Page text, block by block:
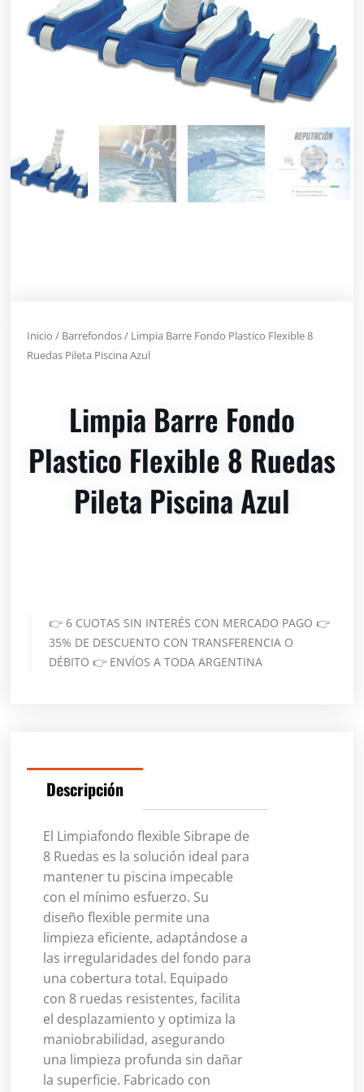
Inicio / Barrefondos/ Limpia Barre Fondo Plastico Flexible 8
Ruedas Pileta Piscina Azul
Limpia Barre Fondo
Plastico Flexible 8 Ruedas
Pileta Piscina Azul
👉 6 CUOTAS SIN INTERÉS CON MERCADO PAGO 👉
35% DE DESCUENTO CON TRANSFERENCIA O
DÉBITO 👉 ENVÍOS A TODA ARGENTINA
Descripción
El Limpiafondo flexible Sibrape de
8 Ruedas es la solución ideal para
mantener tu piscina impecable
con el mínimo esfuerzo. Su
diseño flexible permite una
limpieza eficiente, adaptándose a
las irregularidades del fondo para
una cobertura total. Equipado
con 8 ruedas resistentes, facilita
el desplazamiento y optimiza la
maniobrabilidad, asegurando
una limpieza profunda sin dañar
la superficie. Fabricado con